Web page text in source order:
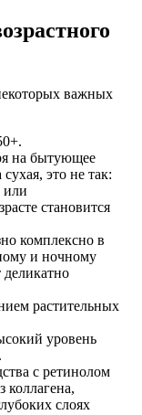
важных
на бытующее
это не так:
или
становится
комплексно в
и ночному
деликатно
растительных
уровень
с ретинолом
слоях